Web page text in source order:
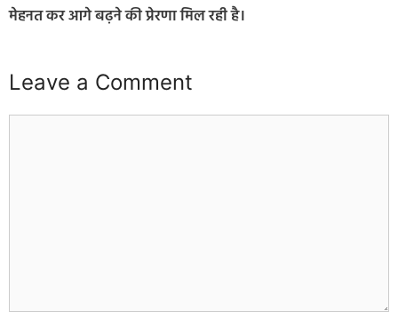
मेहनत कर आगे बढ़ने की प्रेरणा मिल रही है।
Leave a Comment